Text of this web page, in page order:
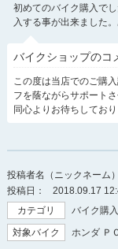
初めてのバイク購入で
入する事が出来ました
バイクショップのコ
この度は当店でのご購
フを蔭ながらサポート
同心よりお待ちしてお
投稿者名（ニックネーム）
投稿日：
2018.09.17
カテゴリ
バイク購入
対象バイク
ホンダ Ｐ